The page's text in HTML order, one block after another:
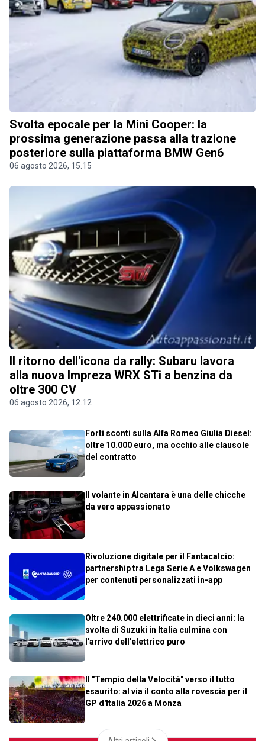
Svolta epocale per la Mini Cooper: la
prossima generazione passa alla trazione
posteriore sulla piattaforma BMW Gen6
06 agosto 2026, 15.15
Il ritorno dell'icona da rally: Subaru lavora
alla nuova Impreza WRX STi a benzina da
oltre 300 CV
06 agosto 2026, 12.12
Forti sconti sulla Alfa Romeo Giulia Diesel:
oltre 10.000 euro, ma occhio alle clausole
del contratto
Il volante in Alcantara è una delle chicche
da vero appassionato
Rivoluzione digitale per il Fantacalcio:
partnership tra Lega Serie A e Volkswagen
per contenuti personalizzati in-app
Oltre 240.000 elettrificate in dieci anni: la
svolta di Suzuki in Italia culmina con
l'arrivo dell'elettrico puro
Il "Tempio della Velocità" verso il tutto
esaurito: al via il conto alla rovescia per il
GP d'Italia 2026 a Monza